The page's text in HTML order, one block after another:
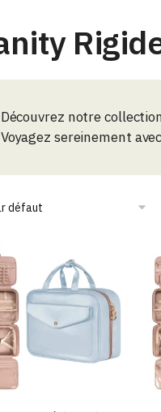
Découvrez notre
Voyagez sereinement